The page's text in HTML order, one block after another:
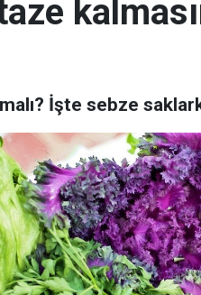
İşte sebze